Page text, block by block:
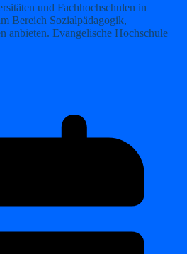
und Fachhochschulen in
Bereich Sozialpädagogik,
anbieten. Evangelische Hochschule